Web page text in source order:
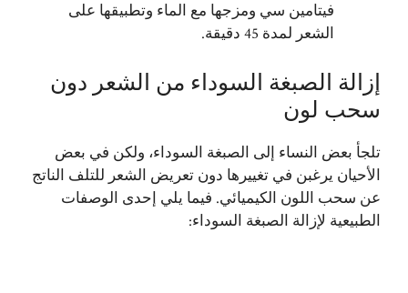
فيتامين سي ومزجها مع الماء وتطبيقها على
الشعر لمدة 45 دقيقة.
إزالة الصبغة السوداء من الشعر دون
سحب لون
تلجأ بعض النساء إلى الصبغة السوداء، ولكن في بعض
الأحيان يرغبن في تغييرها دون تعريض الشعر للتلف الناتج
عن سحب اللون الكيميائي. فيما يلي إحدى الوصفات
الطبيعية لإزالة الصبغة السوداء: